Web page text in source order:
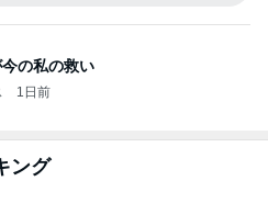
の私の救い
1日前
ング